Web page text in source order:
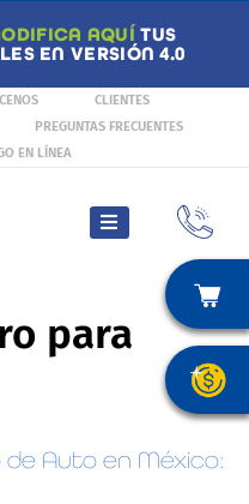
AQUÍ TUS
EN VERSIÓN 4.0
CLIENTES
PREGUNTAS FRECUENTES
EN LÍNEA
para
Auto en México: